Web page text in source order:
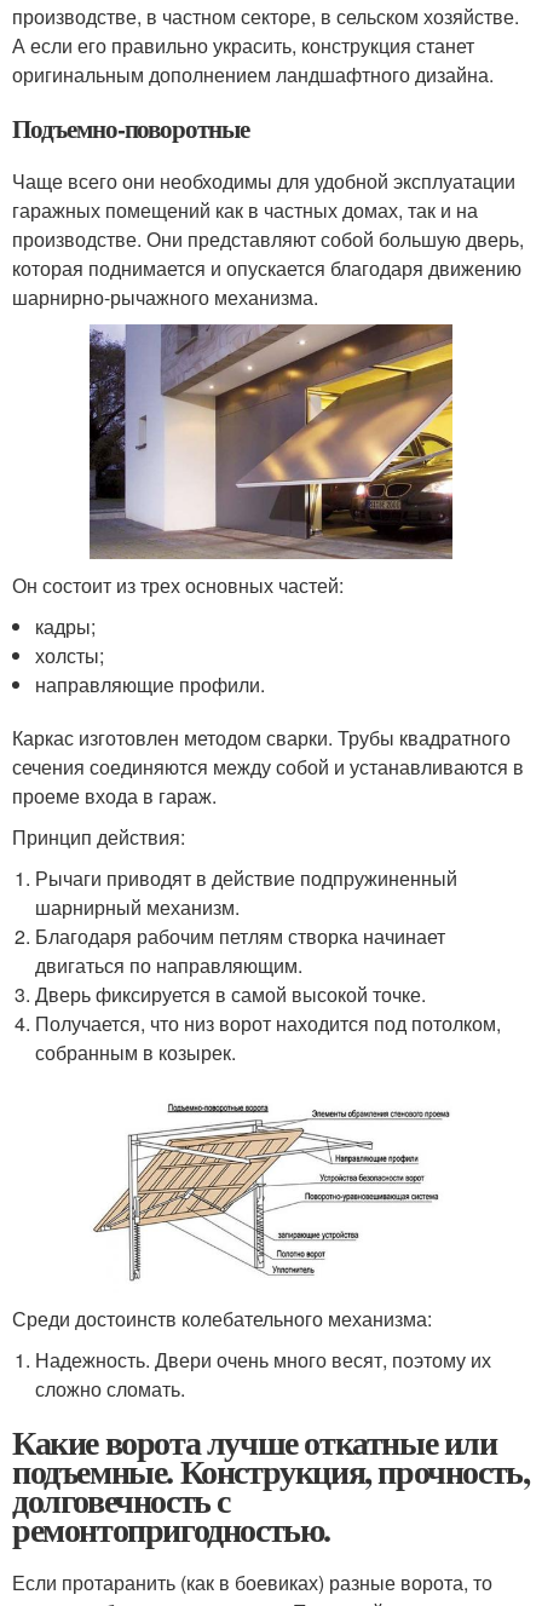
производстве, в частном секторе, в сельском хозяйстве.
А если его правильно украсить, конструкция станет
оригинальным дополнением ландшафтного дизайна.
Подъемно-поворотные
Чаще всего они необходимы для удобной эксплуатации
гаражных помещений как в частных домах, так и на
производстве. Они представляют собой большую дверь,
которая поднимается и опускается благодаря движению
шарнирно-рычажного механизма.
Он состоит из трех основных частей:
кадры;
холсты;
направляющие профили.
Каркас изготовлен методом сварки. Трубы квадратного
сечения соединяются между собой и устанавливаются в
проеме входа в гараж.
Принцип действия:
Рычаги приводят в действие подпружиненный
шарнирный механизм.
Благодаря рабочим петлям створка начинает
двигаться по направляющим.
Дверь фиксируется в самой высокой точке.
Получается, что низ ворот находится под потолком,
собранным в козырек.
Среди достоинств колебательного механизма:
Надежность. Двери очень много весят, поэтому их
сложно сломать.
Какие ворота лучше откатные или
подъемные. Конструкция, прочность,
долговечность с
ремонтопригодностью.
Если протаранить (как в боевиках) разные ворота, то